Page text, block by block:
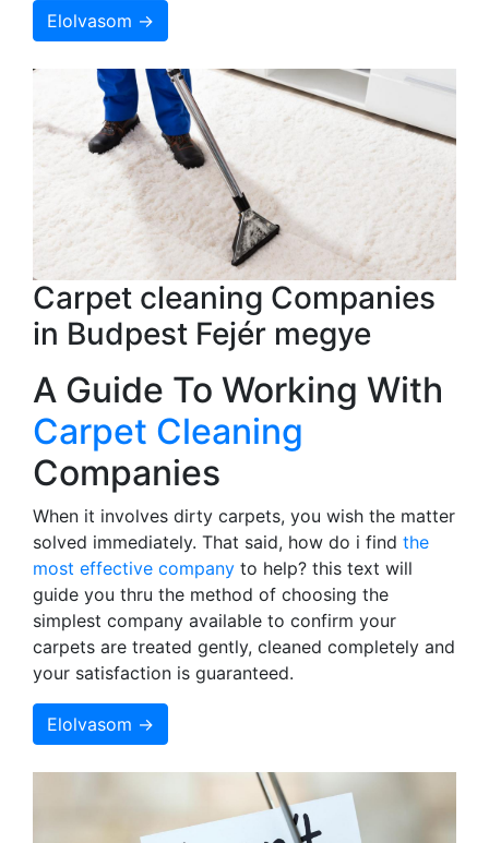
Elolvasom →
Carpet cleaning Companies
in Budpest Fejér megye
A Guide To Working With
Carpet Cleaning
Companies
When it involves dirty carpets, you wish the matter
solved immediately. That said, how do i find the
most effective company to help? this text will
guide you thru the method of choosing the
simplest company available to confirm your
carpets are treated gently, cleaned completely and
your satisfaction is guaranteed.
Elolvasom →